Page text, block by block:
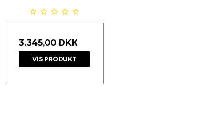
3.345,00 DKK
VIS PRODUKT